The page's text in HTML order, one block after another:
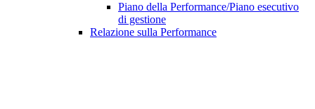
Piano della Performance/Piano esecutivo
di gestione
Relazione sulla Performance